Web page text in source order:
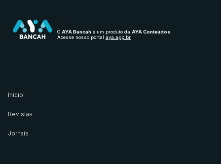
O AYA Bancah é um produto da AYA Conteúdos.
Acesse nosso portal aya.app.br
Início
Revistas
Jornais